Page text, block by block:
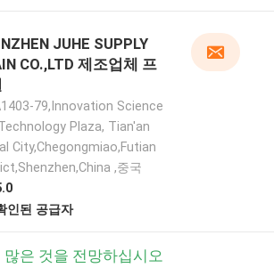
JUHE SUPPLY
CO.,LTD 제조업체 프
79,Innovation Science
Plaza, Tian'an
City,Chegongmiao,Futian
,중국
인된 공급자
많은 것을 전망하십시오